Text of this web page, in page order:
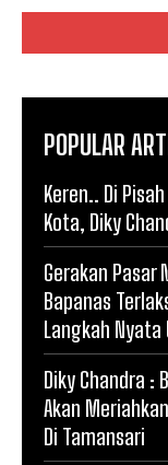
POPULAR
Keren.. Di
Kota, Diky
Gerakan Pasar
Bapanas
Langkah
Diky Chandra :
Akan
Di Tamansari